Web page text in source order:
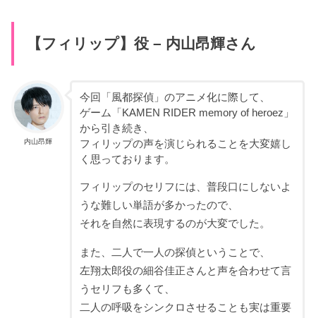
【フィリップ】役 – 内山昂輝さん
内山昂輝
今回「風都探偵」のアニメ化に際して、
ゲーム「KAMEN RIDER memory of heroez」
から引き続き、
フィリップの声を演じられることを大変嬉し
く思っております。
フィリップのセリフには、普段口にしないよ
うな難しい単語が多かったので、
それを自然に表現するのが大変でした。
また、二人で一人の探偵ということで、
左翔太郎役の細谷佳正さんと声を合わせて言
うセリフも多くて、
二人の呼吸をシンクロさせることも実は重要